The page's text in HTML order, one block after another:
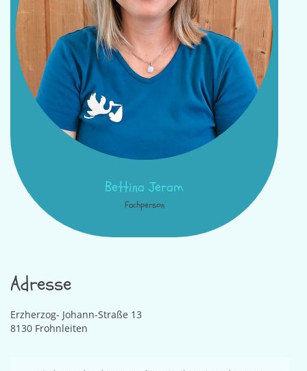
Bettina Jeram
Fachperson
Adresse
Erzherzog- Johann-Straße 13
8130 Frohnleiten